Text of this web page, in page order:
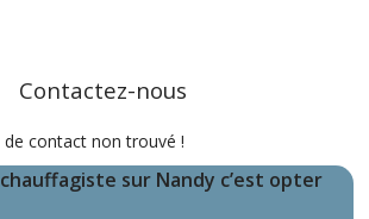
Contactez-nous
de contact non trouvé !
sur Nandy c’est opter